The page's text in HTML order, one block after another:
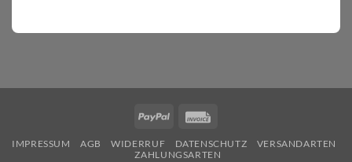
PayPal
IMPRESSUM AGB WIDERRUF DATENSCHUTZ
VERSANDARTEN
ZAHLUNGSARTEN